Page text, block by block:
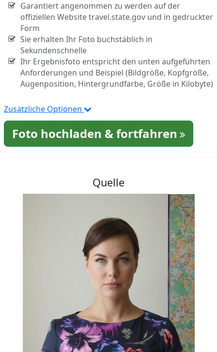
Garantiert angenommen zu werden auf der
offiziellen Website travel.state.gov und in gedruckter
Form
Sie erhalten Ihr Foto buchstäblich in
Sekundenschnelle
Ihr Ergebnisfoto entspricht den unten aufgeführten
Anforderungen und Beispiel (Bildgröße, Kopfgröße,
Augenposition, Hintergrundfarbe, Größe in Kilobyte)
Zusätzliche Optionen
Foto hochladen & fortfahren
Quelle